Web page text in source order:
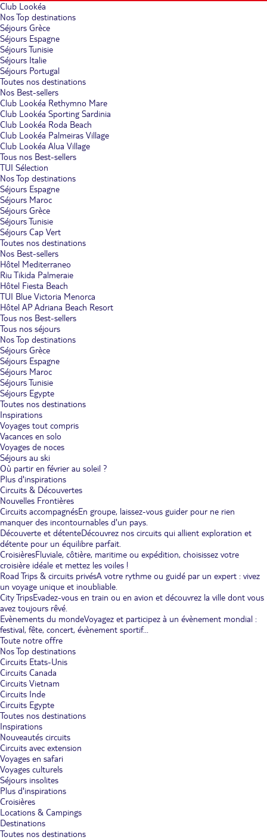
Club Lookéa
Nos Top destinations
Séjours Grèce
Séjours Espagne
Séjours Tunisie
Séjours Italie
Séjours Portugal
Toutes nos destinations
Nos Best-sellers
Club Lookéa Rethymno Mare
Club Lookéa Sporting Sardinia
Club Lookéa Roda Beach
Club Lookéa Palmeiras Village
Club Lookéa Alua Village
Tous nos Best-sellers
TUI Sélection
Nos Top destinations
Séjours Espagne
Séjours Maroc
Séjours Grèce
Séjours Tunisie
Séjours Cap Vert
Toutes nos destinations
Nos Best-sellers
Hôtel Mediterraneo
Riu Tikida Palmeraie
Hôtel Fiesta Beach
TUI Blue Victoria Menorca
Hôtel AP Adriana Beach Resort
Tous nos Best-sellers
Tous nos séjours
Nos Top destinations
Séjours Grèce
Séjours Espagne
Séjours Maroc
Séjours Tunisie
Séjours Egypte
Toutes nos destinations
Inspirations
Voyages tout compris
Vacances en solo
Voyages de noces
Séjours au ski
Où partir en février au soleil ?
Plus d'inspirations
Circuits & Découvertes
Nouvelles Frontières
Circuits accompagnésEn groupe, laissez-vous guider pour ne rien
manquer des incontournables d'un pays.
Découverte et détenteDécouvrez nos circuits qui allient exploration et
détente pour un équilibre parfait.
CroisièresFluviale, côtière, maritime ou expédition, choisissez votre
croisière idéale et mettez les voiles !
Road Trips & circuits privésA votre rythme ou guidé par un expert : vivez
un voyage unique et inoubliable.
City TripsEvadez-vous en train ou en avion et découvrez la ville dont vous
avez toujours rêvé.
Evènements du mondeVoyagez et participez à un évènement mondial :
festival, fête, concert, évènement sportif...
Toute notre offre
Nos Top destinations
Circuits Etats-Unis
Circuits Canada
Circuits Vietnam
Circuits Inde
Circuits Egypte
Toutes nos destinations
Inspirations
Nouveautés circuits
Circuits avec extension
Voyages en safari
Voyages culturels
Séjours insolites
Plus d'inspirations
Croisières
Locations & Campings
Destinations
Toutes nos destinations